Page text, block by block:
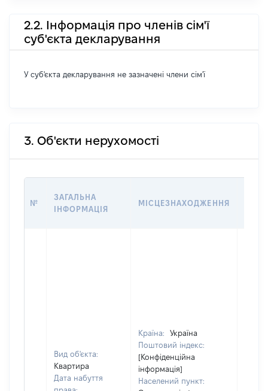
2.2. Інформація про членів сім'ї
суб'єкта декларування
У суб'єкта декларування не зазначені члени сім'ї
3. Об'єкти нерухомості
№
ЗАГАЛЬНА
ІНФОРМАЦІЯ
МІСЦЕЗНАХОДЖЕННЯ
Вид об'єкта:
Квартира
Дата набуття
Країна:
Україна
Поштовий індекс:
[Конфіденційна
інформація]
Населений пункт: